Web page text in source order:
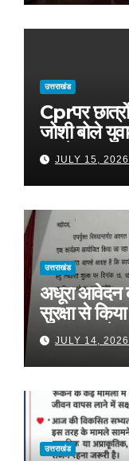
उत्तराखंड
Cprपर
जोशी बोले
मामले,
JULY 15, 2026
उत्तराखंड
अधूरा आवेदन
सुरक्षा से
ग्राउंड, आवेदन
JULY 14, 2026
उत्तराखंड